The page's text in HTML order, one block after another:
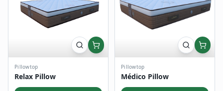
Pillowtop
Relax Pillow
Pillowtop
Médico Pillow